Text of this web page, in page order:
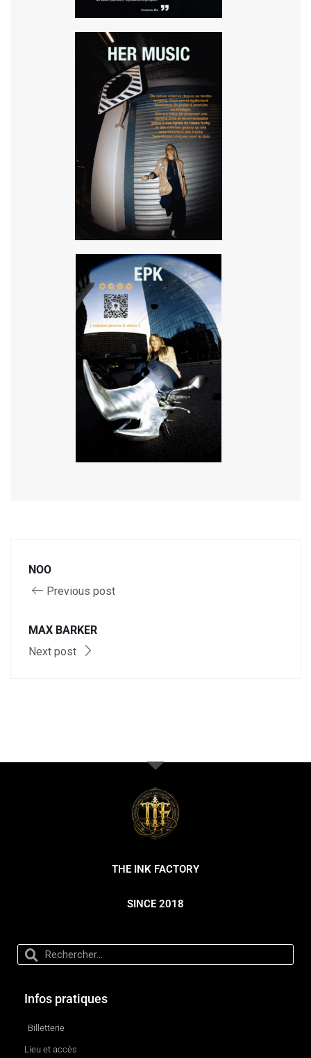
NOO
Previous post
MAX BARKER
Next post
THE INK FACTORY
SINCE 2018
Infos pratiques
Billetterie
Lieu et accès